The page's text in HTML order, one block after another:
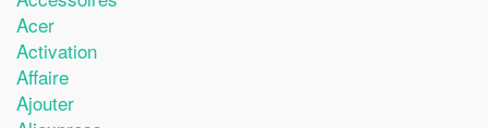
Acer
Activation
Affaire
Ajouter